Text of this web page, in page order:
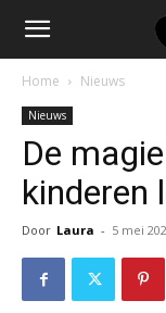
Home Nieuws
Nieuws
De
kinderen
Door Laura - 5 mei